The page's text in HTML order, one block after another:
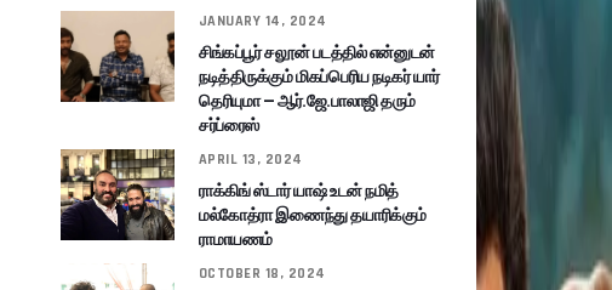
JANUARY 14, 2024
சிங்கப்பூர் சலூன் படத்தில் என்னுடன்
நடித்திருக்கும் மிகப்பெரிய நடிகர் யார்
தெரியுமா – ஆர்.ஜே.பாலாஜி தரும்
சர்ப்ரைஸ்
APRIL 13, 2024
ராக்கிங் ஸ்டார் யாஷ் உடன் நமித்
மல்கோத்ரா இணைந்து தயாரிக்கும்
ராமாயணம்
OCTOBER 18, 2024